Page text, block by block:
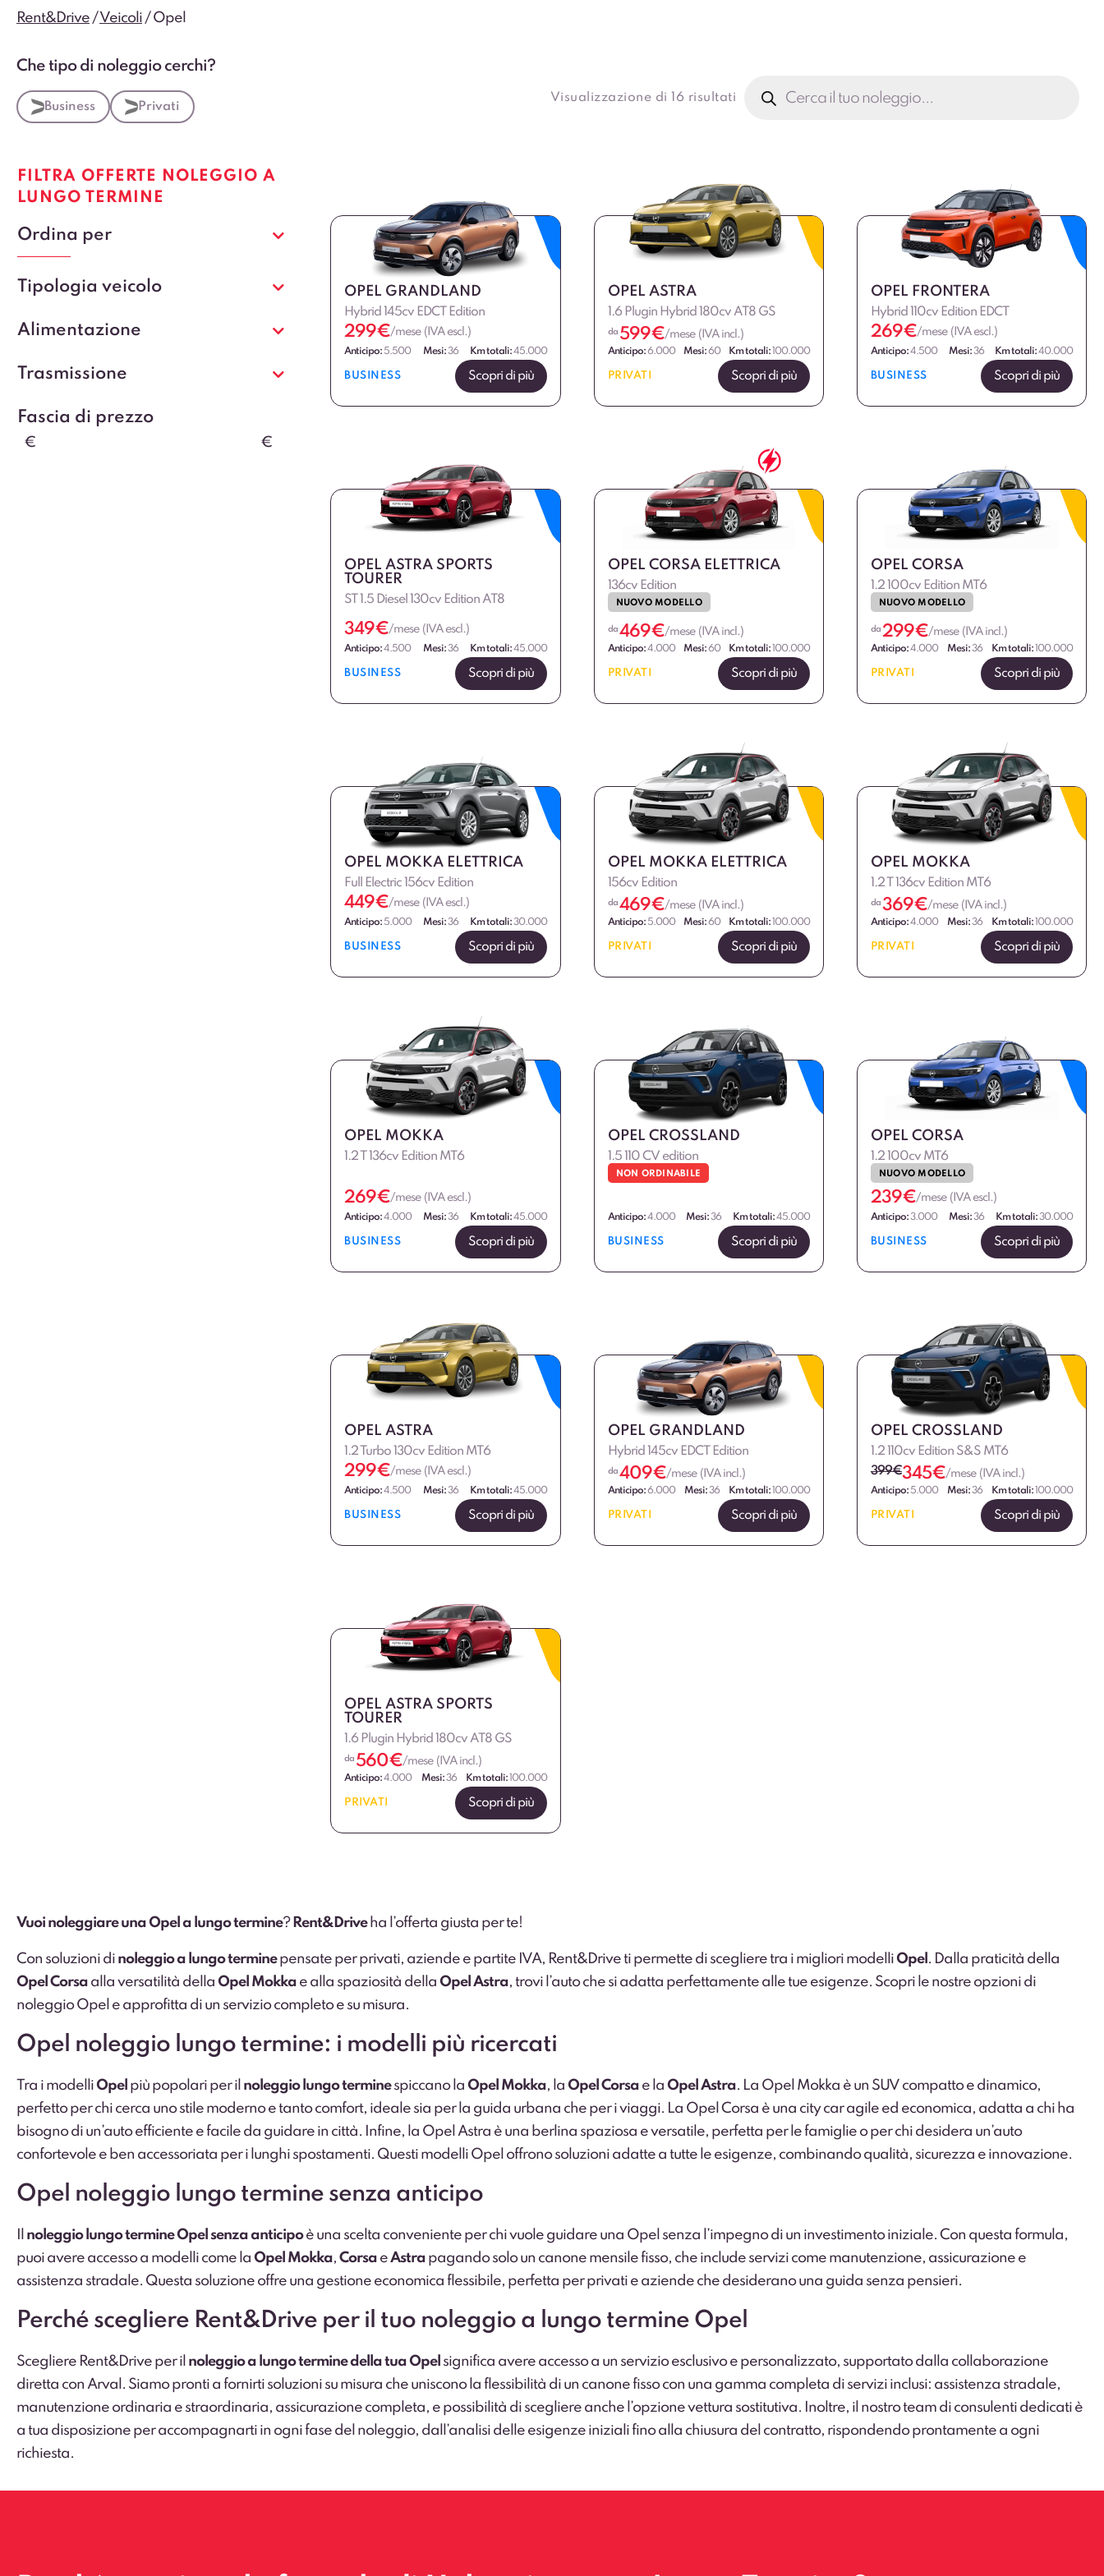
Rent&Drive /Veicoli /Opel
Che tipo di noleggio cerchi?
Business Privati
Visualizzazione di 16 risultati
prodotti
OPEL GRANDLAND
Hybrid 145cv EDCT Edition
299€/mese (IVA escl.)
Anticipo: 5.500 Mesi:36 Km totali:45.000
BUSINESS Scopri di più
OPEL ASTRA
1.6 Plugin Hybrid 180cv AT8 GS
da 599€/mese (IVA incl.)
Anticipo:6.000 Mesi:60 Km totali: 100.000
PRIVATI Scopri di più
OPEL FRONTERA
Hybrid 110cv Edition EDCT
269€/mese (IVA escl.)
Anticipo:4.500 Mesi:36 Km totali:40.000
BUSINESS Scopri di più
OPEL ASTRA SPORTS
TOURER
ST 1.5 Diesel 130cv Edition AT8
349€/mese (IVA escl.)
Anticipo:4.500 Mesi:36 Km totali:45.000
BUSINESS Scopri di più
OPEL CORSA ELETTRICA
136cv Edition
NUOVO MODELLO
da 469€/mese (IVA incl.)
Anticipo:4.000 Mesi:60 Km totali: 100.000
PRIVATI Scopri di più
OPEL CORSA
1.2 100cv Edition MT6
NUOVO MODELLO
da 299€/mese (IVA incl.)
Anticipo:4.000 Mesi:36 Km totali: 100.000
PRIVATI Scopri di più
OPEL MOKKA ELETTRICA
Full Electric 156cv Edition
449€/mese (IVA escl.)
Anticipo: 5.000 Mesi:36 Km totali:30.000
BUSINESS Scopri di più
OPEL MOKKA ELETTRICA
156cv Edition
da 469€/mese (IVA incl.)
Anticipo: 5.000 Mesi:60 Km totali: 100.000
PRIVATI Scopri di più
OPEL MOKKA
1.2 T 136cv Edition MT6
da 369€/mese (IVA incl.)
Anticipo:4.000 Mesi:36 Km totali: 100.000
PRIVATI Scopri di più
OPEL MOKKA
1.2 T 136cv Edition MT6
269€/mese (IVA escl.)
Anticipo:4.000 Mesi:36 Km totali:45.000
BUSINESS Scopri di più
OPEL CROSSLAND
1.5 110 CV edition
NON ORDINABILE
Anticipo:4.000 Mesi:36 Km totali:45.000
BUSINESS Scopri di più
OPEL CORSA
1.2 100cv MT6
NUOVO MODELLO
239€/mese (IVA escl.)
Anticipo:3.000 Mesi:36 Km totali:30.000
BUSINESS Scopri di più
OPEL ASTRA
1.2 Turbo 130cv Edition MT6
299€/mese (IVA escl.)
Anticipo:4.500 Mesi:36 Km totali:45.000
BUSINESS Scopri di più
OPEL GRANDLAND
Hybrid 145cv EDCT Edition
da 409€/mese (IVA incl.)
Anticipo:6.000 Mesi:36 Km totali: 100.000
PRIVATI Scopri di più
OPEL CROSSLAND
1.2 110cv Edition S&S MT6
399€345€/mese (IVA incl.)
Anticipo:5.000 Mesi:36 Km totali: 100.000
PRIVATI Scopri di più
OPEL ASTRA SPORTS
TOURER
1.6 Plugin Hybrid 180cv AT8 GS
da 560€/mese (IVA incl.)
Anticipo:4.000 Mesi:36 Km totali: 100.000
PRIVATI Scopri di più
FILTRA OFFERTE NOLEGGIO A
LUNGO TERMINE
Ordina per
Tipologia veicolo
Alimentazione
Trasmissione
Fascia di prezzo
€ €
Vuoi noleggiare una Opel a lungo termine? Rent&Driveha l’offerta giusta per te!
Con soluzioni di noleggio a lungo terminepensate per privati, aziende e partite IVA, Rent&Drive ti permette di scegliere tra i migliori modelliOpel . Dalla praticità della
Opel Corsa alla versatilità della Opel Mokka e alla spaziosità della Opel Astra, trovi l’auto che si adatta perfettamente alle tue esigenze. Scopri le nostre opzioni di
noleggio Opel e approfitta di un servizio completo e su misura.
Opel noleggio lungo termine: i modelli più ricercati
Tra i modelliOpel più popolari per il noleggio lungo terminespiccano la Opel Mokka, la Opel Corsa e la Opel Astra. La Opel Mokka è un SUV compatto e dinamico,
perfetto per chi cerca uno stile moderno e tanto comfort, ideale sia per la guida urbana che per i viaggi. La Opel Corsa è una city car agile ed economica, adatta a chi ha
bisogno di un’auto efficiente e facile da guidare in città. Infine, la Opel Astra è una berlina spaziosa e versatile, perfetta per le famiglie o per chi desidera un’auto
confortevole e ben accessoriata per i lunghi spostamenti. Questi modelli Opel offrono soluzioni adatte a tutte le esigenze, combinando qualità, sicurezza e innovazione.
Opel noleggio lungo termine senza anticipo
noleggio lungo termine Opel senza anticipoè una scelta conveniente per chi vuole guidare una Opel senza l’impegno di un investimento iniziale. Con questa formula,
puoi avere accesso a modelli come la Opel Mokka, Corsa eAstra pagando solo un canone mensile fisso, che include servizi come manutenzione, assicurazione e
assistenza stradale. Questa soluzione offre una gestione economica flessibile, perfetta per privati e aziende che desiderano una guida senza pensieri.
Perché scegliere Rent&Drive per il tuo noleggio a lungo termine Opel
Scegliere Rent&Drive per il noleggio a lungo termine della tua Opel significa avere accesso a un servizio esclusivo e personalizzato, supportato dalla collaborazione
diretta con Arval. Siamo pronti a fornirti soluzioni su misura che uniscono la flessibilità di un canone fisso con una gamma completa di servizi inclusi: assistenza stradale,
manutenzione ordinaria e straordinaria, assicurazione completa, e possibilità di scegliere anche l’opzione vettura sostitutiva. Inoltre, il nostro team di consulenti dedicati è
a tua disposizione per accompagnarti in ogni fase del noleggio, dall’analisi delle esigenze iniziali fino alla chiusura del contratto, rispondendo prontamente a ogni
richiesta.